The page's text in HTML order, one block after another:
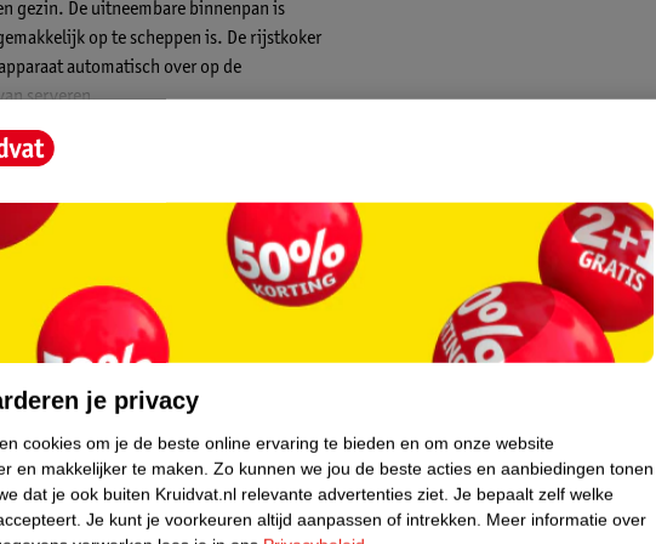
gezin. De uitneembare binnenpan is
op te scheppen is. De rijstkoker
automatisch over op de
serveren.
De indicatielampjes laten duidelijk zien of
deksel houd je het kookproces eenvoudig
je privacy
cookies om je de beste online ervaring te bieden en om onze website
en makkelijker te maken. Zo kunnen we jou de beste acties en aanbiedingen tonen
dat je ook buiten Kruidvat.nl relevante advertenties ziet. Je bepaalt zelf welke
Je kunt je voorkeuren altijd aanpassen of intrekken. Meer informatie over